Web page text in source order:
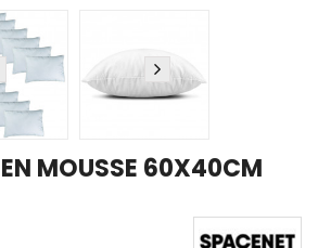
EN MOUSSE 60X40CM